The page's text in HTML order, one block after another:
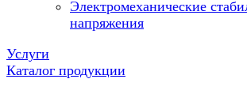
Электромеханические
напряжения
Услуги
Каталог продукции